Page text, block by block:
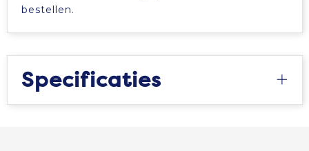
Rugzakken
Schoudertassen
bestellen.
Specificaties